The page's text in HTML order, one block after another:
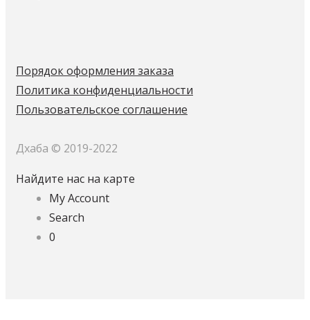
Порядок оформления заказа
Политика конфиденциальности
Пользовательское соглашение
Дхаба © 2019-2022
Найдите нас на карте
My Account
Search
0